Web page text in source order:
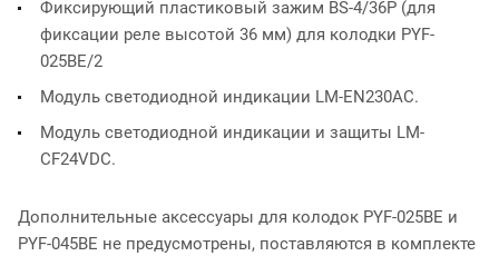
Фиксирующий пластиковый зажим BS-4/36P (для
фиксации реле высотой 36 мм) для колодки PYF-
025BE/2
Модуль светодиодной индикации LM-EN230АС.
Модуль светодиодной индикации и защиты LM-
CF24VDC.
Дополнительные аксессуары для колодок PYF-025BE и
PYF-045BE не предусмотрены, поставляются в комплекте